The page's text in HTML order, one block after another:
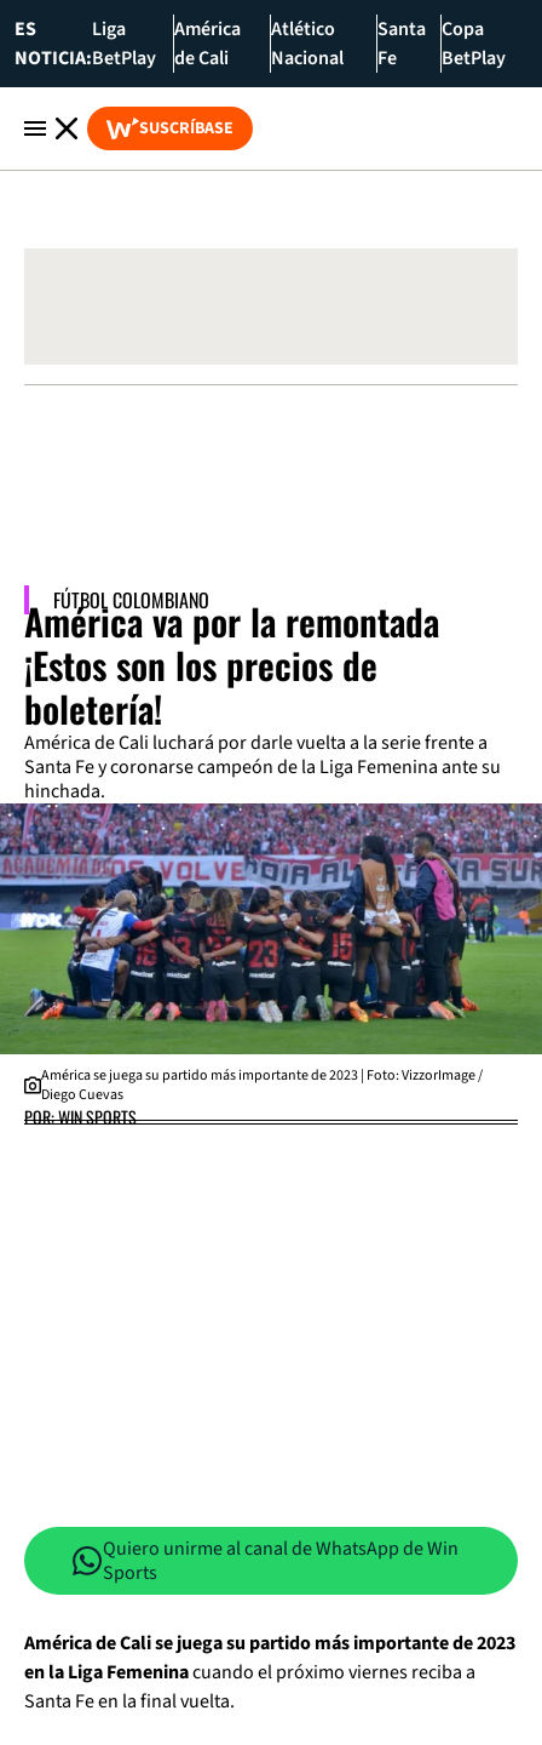
ES
NOTICIA:
Liga
BetPlay
América
de Cali
Atlético
Nacional
Santa
Fe
Copa
BetPlay
SUSCRÍBASE
FÚTBOL COLOMBIANO
América va por la remontada
¡Estos son los precios de
boletería!
América de Cali luchará por darle vuelta a la serie frente a
Santa Fe y coronarse campeón de la Liga Femenina ante su
hinchada.
América se juega su partido más importante de 2023 | Foto: VizzorImage /
Diego Cuevas
POR: WIN SPORTS
Quiero unirme al canal de WhatsApp de Win
Sports
América de Cali se juega su partido más importante de 2023
en la Liga Femeninacuando el próximo viernes reciba a
Santa Fe en la final vuelta.